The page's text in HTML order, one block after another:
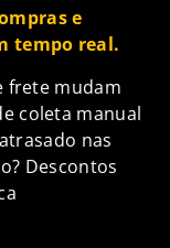
e
tempo real.
frete mudam
coleta manual
nas
Descontos